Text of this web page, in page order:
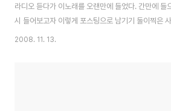
라디오 듣다가 이노래를 오랜만에 들었다. 간만에 들
시 들어보고자 이렇게 포스팅으로 남기기 둘이찍은
조문한 사진을 붙여넣었는데 영 안어울린다. 게다가
2008. 11. 13.